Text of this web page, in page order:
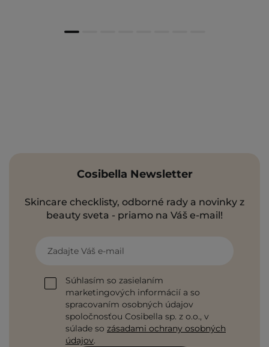
Cosibella Newsletter
Skincare checklisty, odborné rady a novinky z
beauty sveta - priamo na Váš e-mail!
Zadajte Váš e-mail
Súhlasím so zasielaním
marketingových informácií a so
spracovaním osobných údajov
spoločnosťou Cosibella sp. z o.o., v
súlade so zásadami ochrany osobných
údajov.